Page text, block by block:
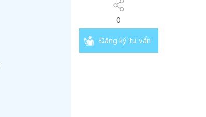
0
Đăng ký tư vấn